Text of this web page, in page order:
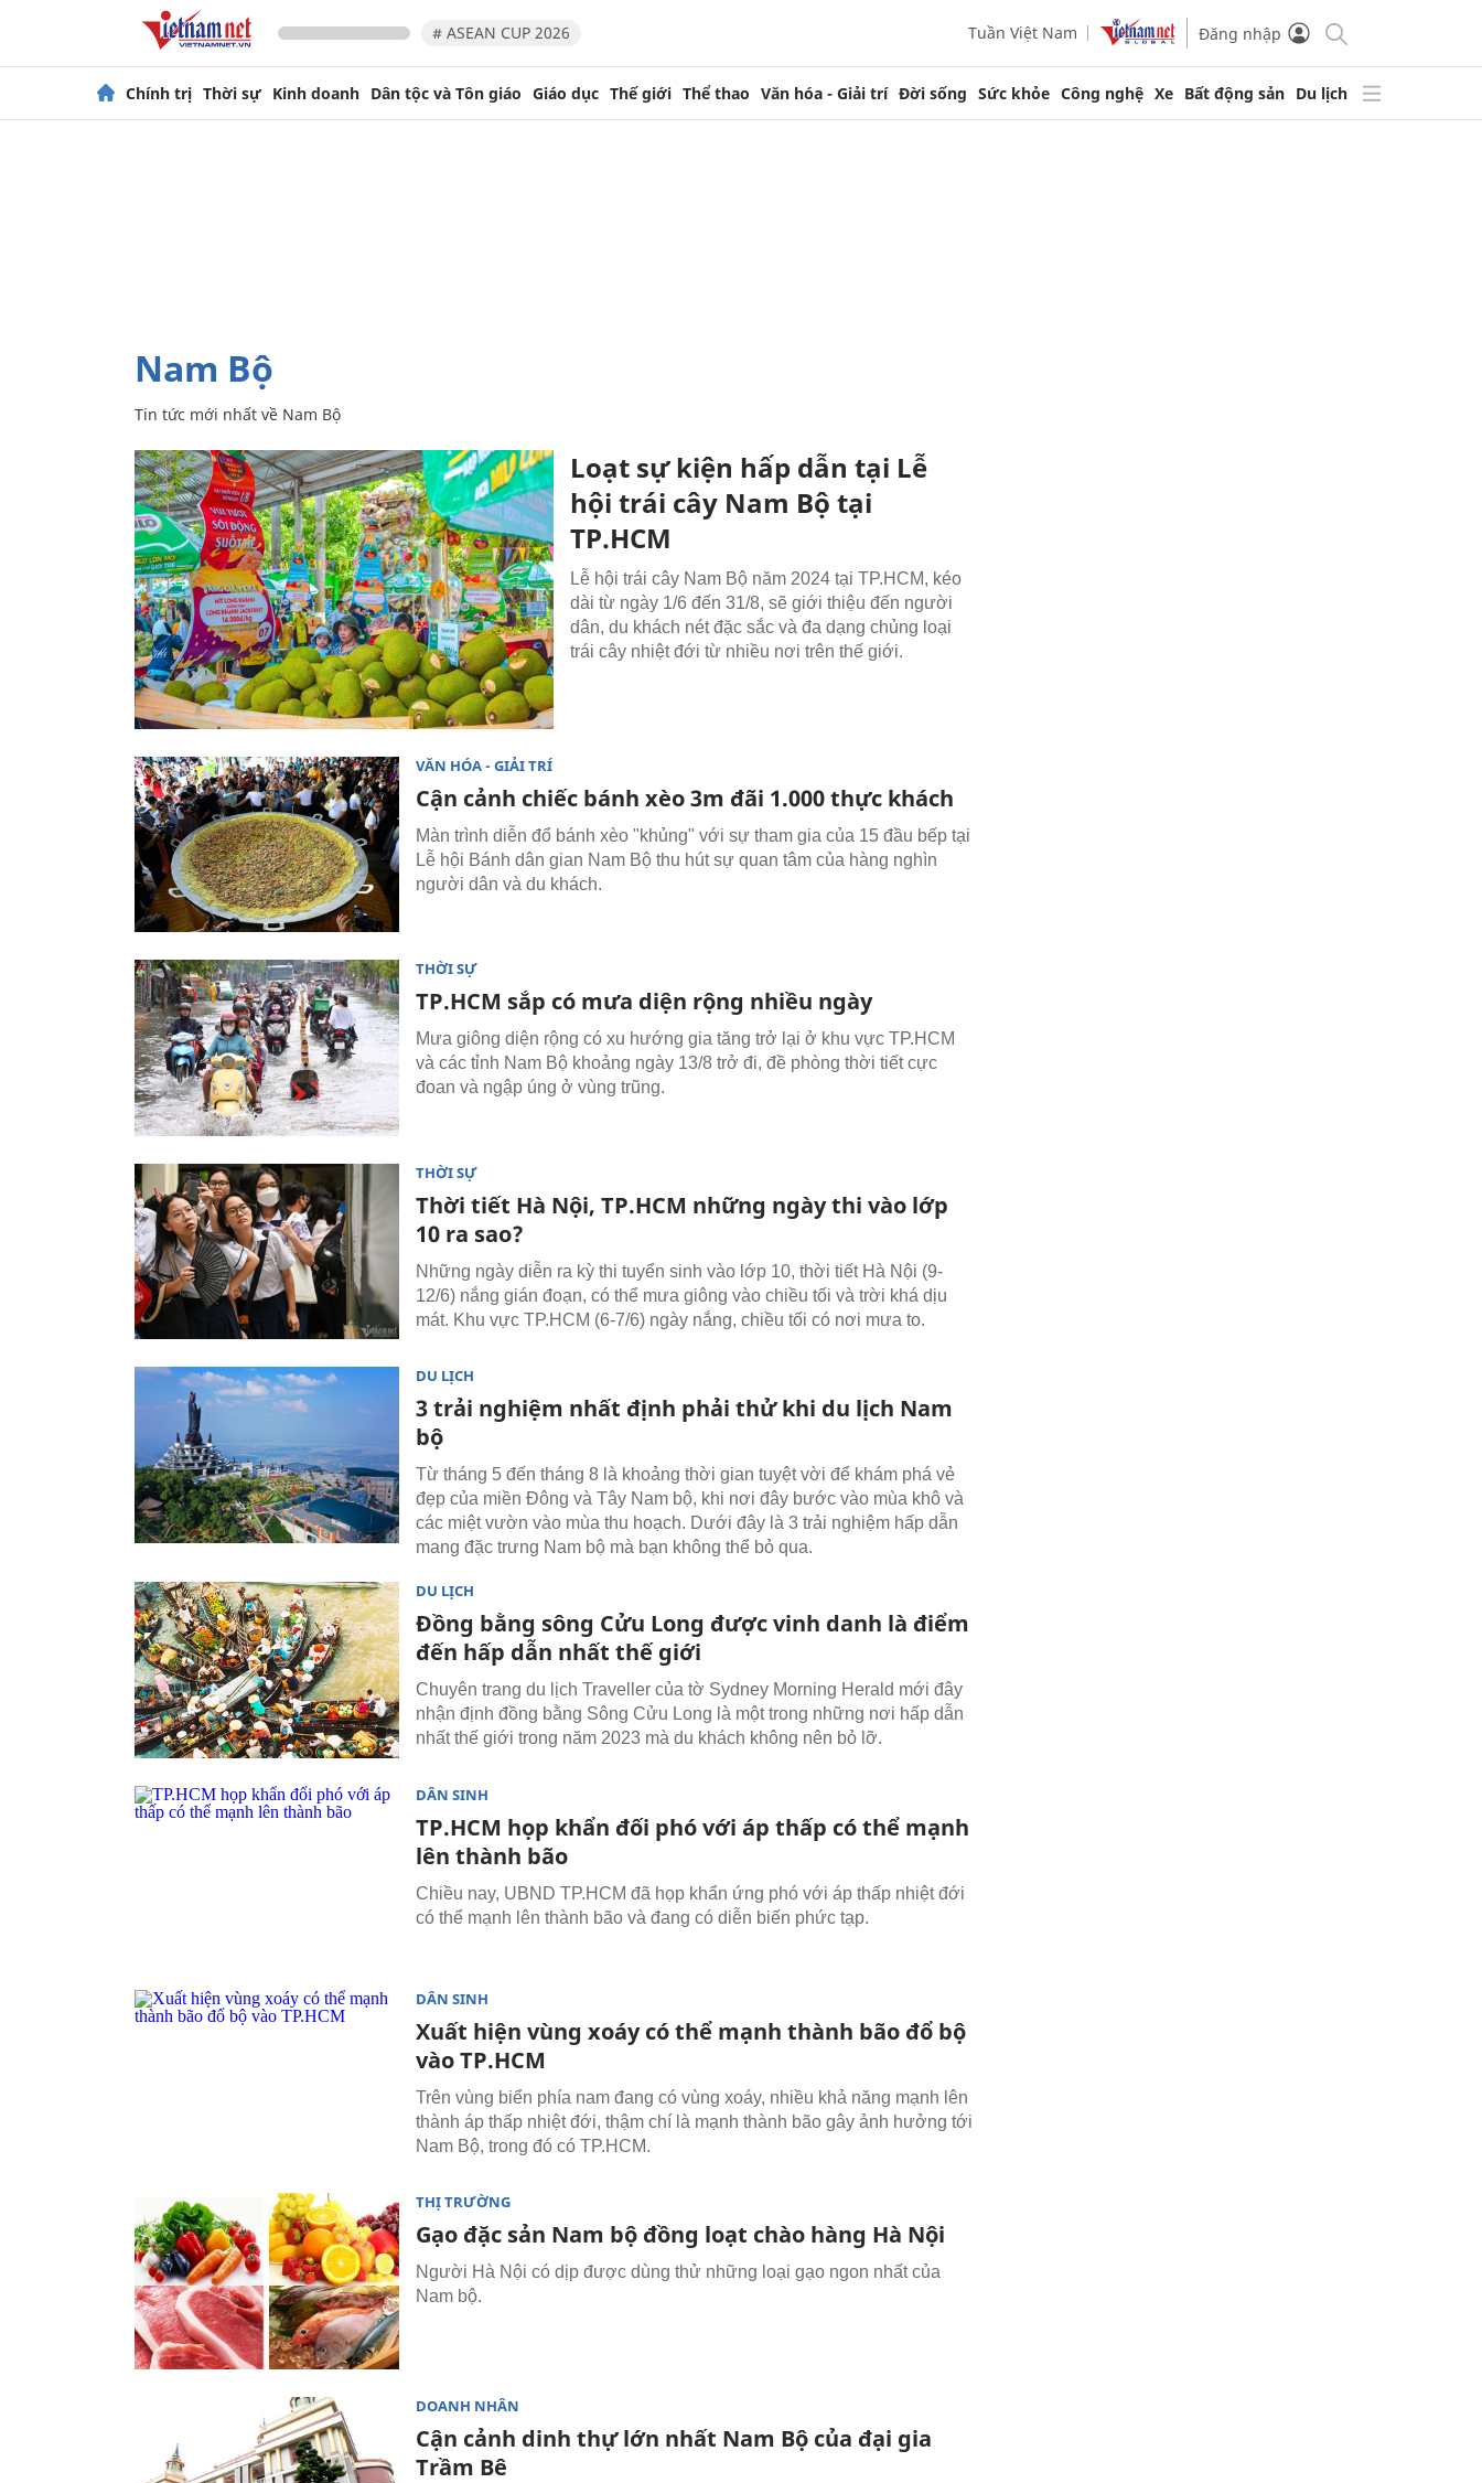
# ASEAN CUP 2026 Tuần Việt Nam Đăng nhập
Chính trị Thời sự Kinh doanh Dân tộc và Tôn giáo Giáo dục Thế giới Thể thao Văn hóa - Giải trí Đời sống Sức khỏe Công nghệ Xe Bất động sản Du lịch
Nam Bộ
Tin tức mới nhất về Nam Bộ
Loạt sự kiện hấp dẫn tại Lễ
hội trái cây Nam Bộ tại
TP.HCM
Lễ hội trái cây Nam Bộ năm 2024 tại TP.HCM, kéo
dài từ ngày 1/6 đến 31/8, sẽ giới thiệu đến người
dân, du khách nét đặc sắc và đa dạng chủng loại
trái cây nhiệt đới từ nhiều nơi trên thế giới.
VĂN HÓA - GIẢI TRÍ
Cận cảnh chiếc bánh xèo 3m đãi 1.000 thực khách
Màn trình diễn đổ bánh xèo "khủng" với sự tham gia của 15 đầu bếp tại
Lễ hội Bánh dân gian Nam Bộ thu hút sự quan tâm của hàng nghìn
người dân và du khách.
THỜI SỰ
TP.HCM sắp có mưa diện rộng nhiều ngày
Mưa giông diện rộng có xu hướng gia tăng trở lại ở khu vực TP.HCM
và các tỉnh Nam Bộ khoảng ngày 13/8 trở đi, đề phòng thời tiết cực
đoan và ngập úng ở vùng trũng.
THỜI SỰ
Thời tiết Hà Nội, TP.HCM những ngày thi vào lớp
10 ra sao?
Những ngày diễn ra kỳ thi tuyển sinh vào lớp 10, thời tiết Hà Nội (9-
12/6) nắng gián đoạn, có thể mưa giông vào chiều tối và trời khá dịu
mát. Khu vực TP.HCM (6-7/6) ngày nắng, chiều tối có nơi mưa to.
DU LỊCH
3 trải nghiệm nhất định phải thử khi du lịch Nam
bộ
Từ tháng 5 đến tháng 8 là khoảng thời gian tuyệt vời để khám phá vẻ
đẹp của miền Đông và Tây Nam bộ, khi nơi đây bước vào mùa khô và
các miệt vườn vào mùa thu hoạch. Dưới đây là 3 trải nghiệm hấp dẫn
mang đặc trưng Nam bộ mà bạn không thể bỏ qua.
DU LỊCH
Đồng bằng sông Cửu Long được vinh danh là điểm
đến hấp dẫn nhất thế giới
Chuyên trang du lịch Traveller của tờ Sydney Morning Herald mới đây
nhận định đồng bằng Sông Cửu Long là một trong những nơi hấp dẫn
nhất thế giới trong năm 2023 mà du khách không nên bỏ lỡ.
DÂN SINH
TP.HCM họp khẩn đối phó với áp thấp có thể mạnh
lên thành bão
Chiều nay, UBND TP.HCM đã họp khẩn ứng phó với áp thấp nhiệt đới
có thể mạnh lên thành bão và đang có diễn biến phức tạp.
DÂN SINH
Xuất hiện vùng xoáy có thể mạnh thành bão đổ bộ
vào TP.HCM
Trên vùng biển phía nam đang có vùng xoáy, nhiều khả năng mạnh lên
thành áp thấp nhiệt đới, thậm chí là mạnh thành bão gây ảnh hưởng tới
Nam Bộ, trong đó có TP.HCM.
THỊ TRƯỜNG
Gạo đặc sản Nam bộ đồng loạt chào hàng Hà Nội
Người Hà Nội có dịp được dùng thử những loại gạo ngon nhất của
Nam bộ.
DOANH NHÂN
Cận cảnh dinh thự lớn nhất Nam Bộ của đại gia
Trầm Bê